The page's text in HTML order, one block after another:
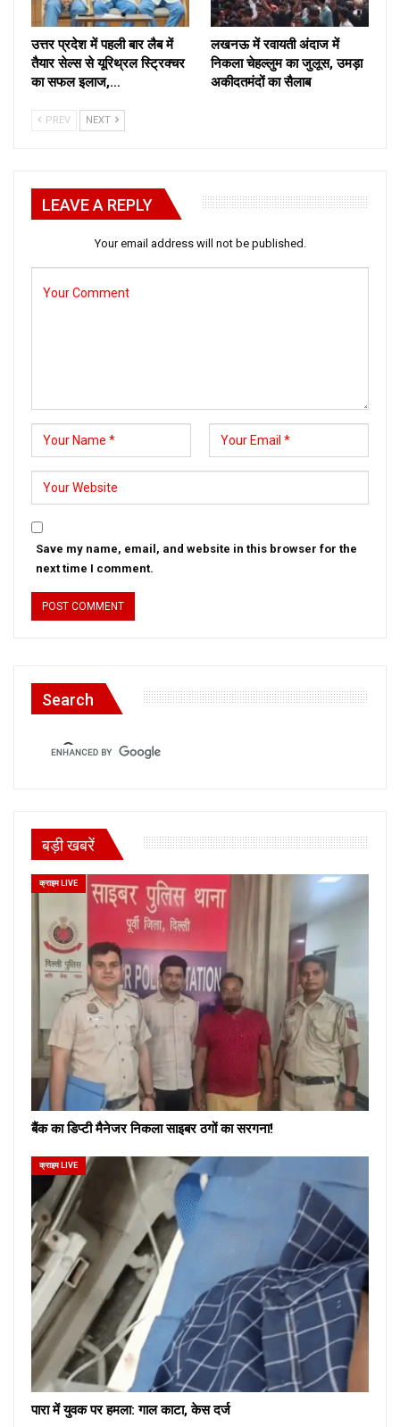
उत्तर प्रदेश में पहली बार लैब में
तैयार सेल्स से यूरिथ्रल स्ट्रिक्चर
का सफल इलाज,…
लखनऊ में रवायती अंदाज में
निकला चेहल्लुम का जुलूस, उमड़ा
अकीदतमंदों का सैलाब
PREV NEXT
LEAVE A REPLY
Your email address will not be published.
Save my name, email, and website in this browser for the
next time I comment.
Search
बड़ी खबरें
क्राइम LIVE
बैंक का डिप्टी मैनेजर निकला साइबर ठगों का सरगना!
क्राइम LIVE
पारा में युवक पर हमला: गाल काटा, केस दर्ज